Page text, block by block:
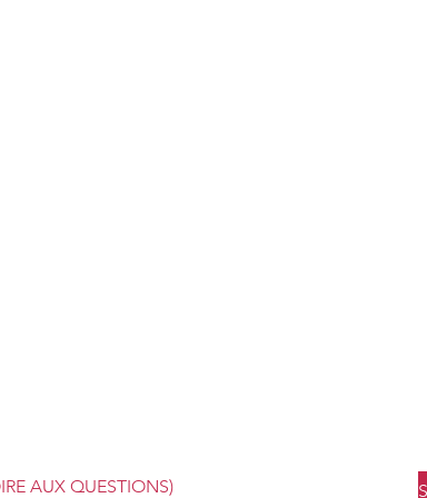
AUX QUESTIONS)